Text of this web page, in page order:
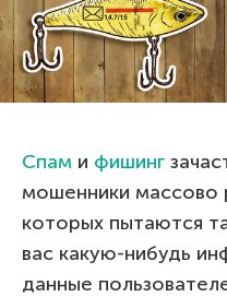
Спам и фишинг
мошенники массово
которых пытаются
вас какую-нибудь
данные